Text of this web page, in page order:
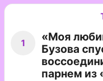
1
«Моя
Бузова
парнем